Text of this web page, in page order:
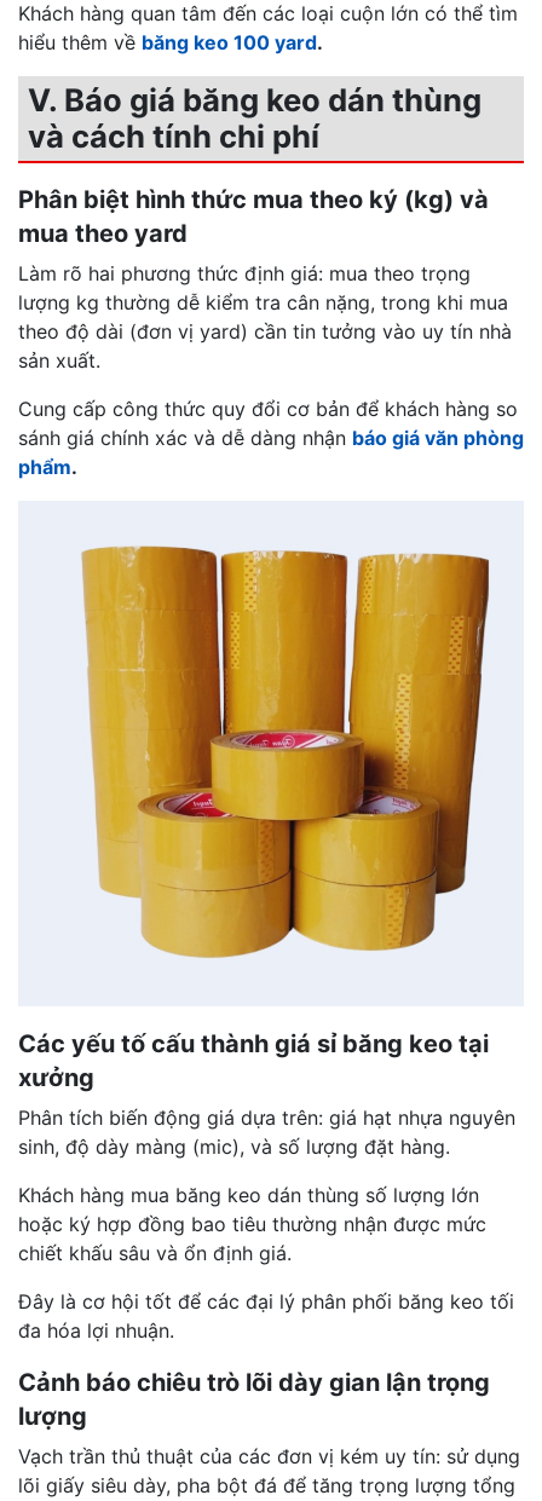
Khách hàng quan tâm đến các loại cuộn lớn có thể tìm
hiểu thêm về băng keo 100 yard.
V. Báo giá băng keo dán thùng
và cách tính chi phí
Phân biệt hình thức mua theo ký (kg) và
mua theo yard
Làm rõ hai phương thức định giá: mua theo trọng
lượng kg thường dễ kiểm tra cân nặng, trong khi mua
theo độ dài (đơn vị yard) cần tin tưởng vào uy tín nhà
sản xuất.
Cung cấp công thức quy đổi cơ bản để khách hàng so
sánh giá chính xác và dễ dàng nhận báo giá văn phòng
phẩm.
Các yếu tố cấu thành giá sỉ băng keo tại
xưởng
Phân tích biến động giá dựa trên: giá hạt nhựa nguyên
sinh, độ dày màng (mic), và số lượng đặt hàng.
Khách hàng mua băng keo dán thùng số lượng lớn
hoặc ký hợp đồng bao tiêu thường nhận được mức
chiết khấu sâu và ổn định giá.
Đây là cơ hội tốt để các đại lý phân phối băng keo tối
đa hóa lợi nhuận.
Cảnh báo chiêu trò lõi dày gian lận trọng
lượng
Vạch trần thủ thuật của các đơn vị kém uy tín: sử dụng
lõi giấy siêu dày, pha bột đá để tăng trọng lượng tổng